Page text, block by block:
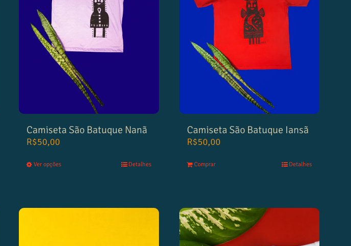
Camiseta São Batuque Nanã
R$50,00
Ver opções Detalhes
Camiseta São Batuque Iansã
R$50,00
Comprar Detalhes